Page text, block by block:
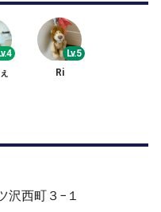
Lv.5
Ri
沢西町３−１